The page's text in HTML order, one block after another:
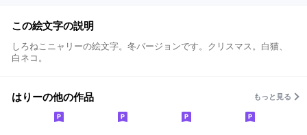
この絵文字の説明
しろねこニャリーの絵文字。冬バージョンです。クリスマス。白猫、
白ネコ。
はりーの他の作品 もっと見る